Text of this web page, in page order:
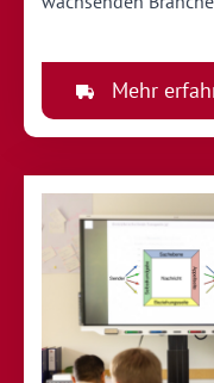
Mehr